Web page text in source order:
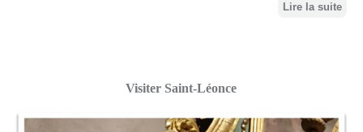
Lire la suite
Visiter Saint-Léonce